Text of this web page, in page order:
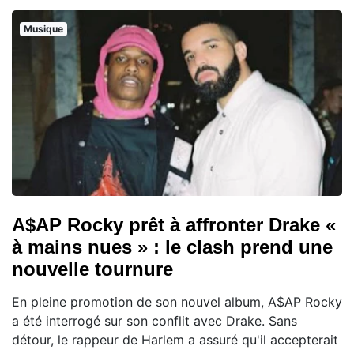
Musique
A$AP Rocky prêt à affronter Drake «
à mains nues » : le clash prend une
nouvelle tournure
En pleine promotion de son nouvel album, A$AP Rocky
a été interrogé sur son conflit avec Drake. Sans
détour, le rappeur de Harlem a assuré qu'il accepterait